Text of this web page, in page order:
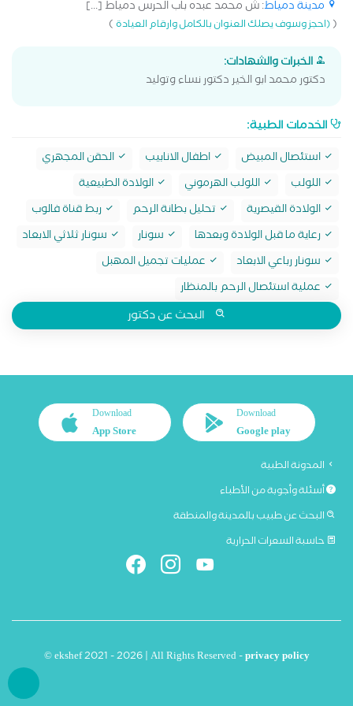
مدينة دمياط: ش محمد عبده باب الحرس دمياط [...]
((احجز وسوف يصلك العنوان بالكامل وارقام العيادة)
الخبرات والشهادات:
دكتور محمد ابو الخير دكتور نساء وتوليد
الخدمات الطبية:
استئصال المبيض اطفال الانابيب
الحقن المجهري
اللولب
اللولب الهرموني
الولادة الطبيعية
الولادة القيصرية
تحليل بطانة الرحم
ربط قناة فالوب
رعاية ما قبل الولادة وبعدها
سونار
سونار ثلاثي الابعاد
سونار رباعي الابعاد
عمليات تجميل المهبل
عملية استئصال الرحم بالمنظار
البحث عن دكتور
Download
Google play
Download
App Store
المدونة الطبية
أسئلة وأجوبة من الأطباء
البحث عن طبيب بالمدينة والمنطقة
حاسبة السعرات الحرارية
© ekshef 2021 - 2026 | All Rights Reserved -privacy policy